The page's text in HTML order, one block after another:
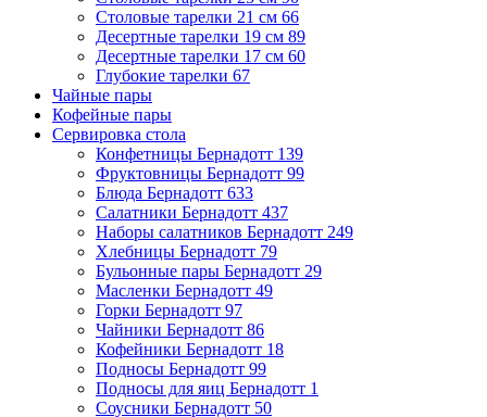
Столовые тарелки 21 см 66
Десертные тарелки 19 см 89
Десертные тарелки 17 см 60
Глубокие тарелки 67
Чайные пары
Кофейные пары
Сервировка стола
Конфетницы Бернадотт 139
Фруктовницы Бернадотт 99
Блюда Бернадотт 633
Салатники Бернадотт 437
Наборы салатников Бернадотт 249
Хлебницы Бернадотт 79
Бульонные пары Бернадотт 29
Масленки Бернадотт 49
Горки Бернадотт 97
Чайники Бернадотт 86
Кофейники Бернадотт 18
Подносы Бернадотт 99
Подносы для яиц Бернадотт 1
Соусники Бернадотт 50